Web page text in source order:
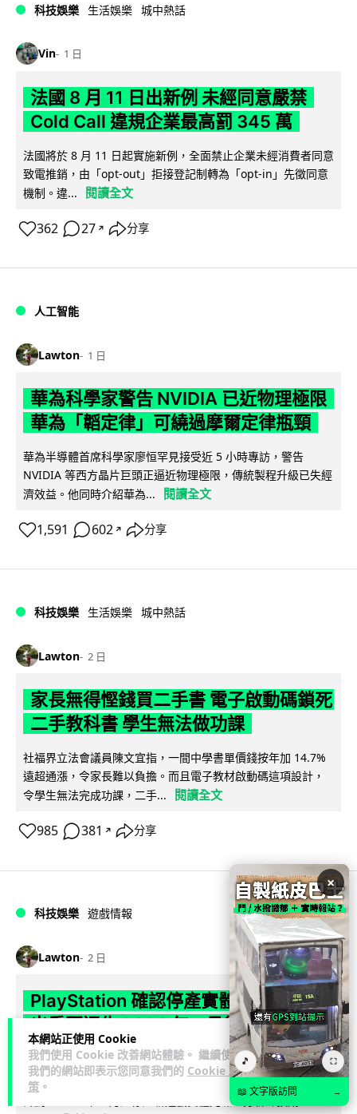
本網站正使用 Cookie
我們使用 Cookie 改善網站體驗。 繼續使用
我們的網站即表示您同意我們的 Cookie 政
策 。
科技娛樂 生活娛樂 城中熱話
Vin 1 日
法國 8 月 11 日出新例 未經同意嚴禁
Cold Call 違規企業最高罰 345 萬
法國將於 8 月 11 日起實施新例，全面禁止企業未經消費者同意
致電推銷，由「opt-out」拒接登記制轉為「opt-in」先徵同意
機制。違...
閱讀全文
362 27 ↗ 分享
人工智能
Lawton 1 日
華為科學家警告 NVIDIA 已近物理極限
華為「韜定律」可繞過摩爾定律瓶頸
華為半導體首席科學家廖恒罕見接受近 5 小時專訪，警告
NVIDIA 等西方晶片巨頭正逼近物理極限，傳統製程升級已失經
濟效益。他同時介紹華為...
閱讀全文
1,591 602 ↗ 分享
科技娛樂 生活娛樂 城中熱話
Lawton 2 日
家長無得慳錢買二手書 電子啟動碼鎖死
二手教科書 學生無法做功課
社福界立法會議員陳文宜指，一間中學書單價錢按年加 14.7%
遠超通漲，令家長難以負擔。而且電子教材啟動碼這項設計，
令學生無法完成功課，二手...
閱讀全文
985 381 ↗ 分享
科技娛樂 遊戲情報
Lawton 2 日
PlayStation 確認停產實體光碟 包裝印
出重要通告 2028 年 1 月後不出光碟遊
戲
Sony 已在 PS5 主機包裝加貼提示貼紙，重申官方 7 月已公布
計劃：2028 年 1 月起停產新遊戲實體光碟。分析師預期 PS6
×
🎵 ⛶
📖 文字版訪問 →